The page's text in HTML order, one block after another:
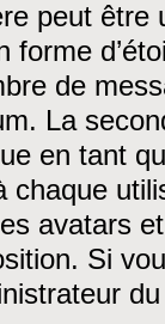
peut être
forme
de
La
en tant
chaque
avatars
Si